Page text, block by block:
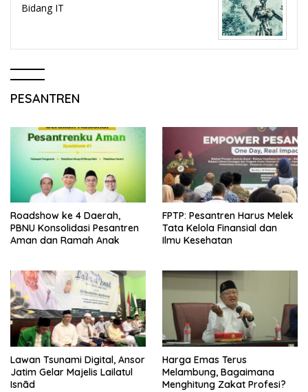
Bidang IT
PESANTREN
Roadshow ke 4 Daerah,
PBNU Konsolidasi Pesantren
Aman dan Ramah Anak
FPTP: Pesantren Harus Melek
Tata Kelola Finansial dan
Ilmu Kesehatan
Lawan Tsunami Digital, Ansor
Jatim Gelar Majelis Lailatul
Isnād
Harga Emas Terus
Melambung, Bagaimana
Menghitung Zakat Profesi?